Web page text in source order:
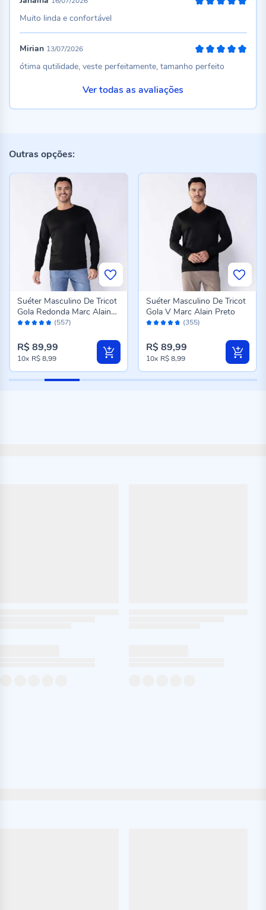
Muito linda e confortável
Mirian 13/07/2026
ótima qutilidade, veste perfeitamente, tamanho perfeito
Ver todas as avaliações
Outras opções:
Avaliação: (557)
Suéter Masculino De Tricot
Gola Redonda Marc Alain
Preto
R$ 89,99
10x R$ 8,99
Avaliação: (355)
Suéter Masculino De Tricot
Gola V Marc Alain Preto
R$ 89,99
10x R$ 8,99